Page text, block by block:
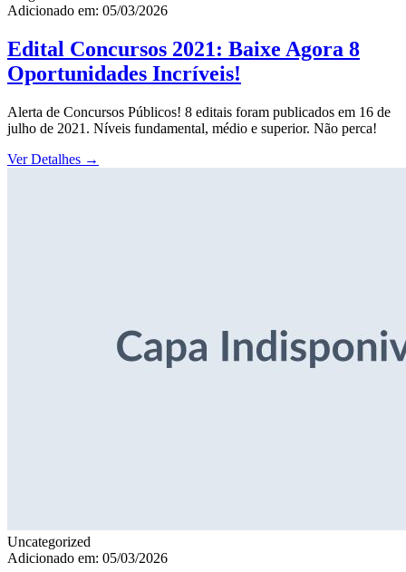
Adicionado em: 05/03/2026
Edital Concursos 2021: Baixe Agora 8
Oportunidades Incríveis!
Alerta de Concursos Públicos! 8 editais foram publicados em 16 de
julho de 2021. Níveis fundamental, médio e superior. Não perca!
Ver Detalhes →
Uncategorized
Adicionado em: 05/03/2026